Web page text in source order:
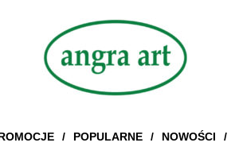
POPULARNE NOWOŚCI